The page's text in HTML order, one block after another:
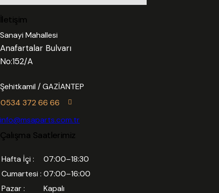
İletişim
Sanayi Mahallesi
Anafartalar Bulvarı
No:152/A
Şehitkamil / GAZİANTEP
0534 372 66 66
info@msaparts.com.tr
Çalışma Saatlerimiz
Hafta İçi :
07:00–18:30
Cumartesi : 07:00–16:00
Pazar :
Kapalı